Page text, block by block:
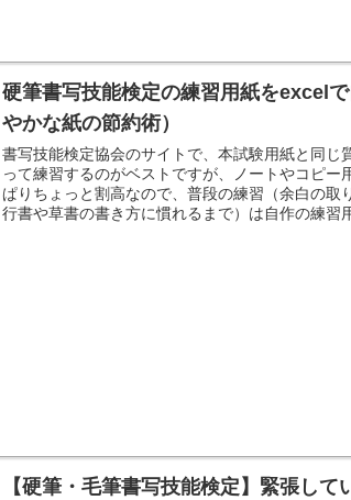
硬筆書写技能検定の練習用紙をexcel
やかな紙の節約術）
書写技能検定協会のサイトで、本試験用紙と同じ
って練習するのがベストですが、ノートやコピー
ぱりちょっと割高なので、普段の練習（余白の取
行書や草書の書き方に慣れるまで）は自作の練習
【硬筆・毛筆書写技能検定】緊張して